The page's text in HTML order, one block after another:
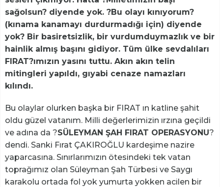
sağolsun? diyende yok. ?Bu olayı kınıyorum?
(kınama kanamayı durdurmadığı için) diyende
yok? Bir basiretsizlik, bir vurdumduymazlık ve bir
hainlik almış başını gidiyor. Tüm ülke sevdalıları
FIRAT?ımızın yasını tuttu. Akın akın telin
mitingleri yapıldı, gıyabi cenaze namazları
kılındı.
Bu olaylar olurken başka bir FIRAT ın katline şahit
oldu güzel vatanım. Milli değerlerimizin ırzına geçildi
ve adına da ?SÜLEYMAN ŞAH FIRAT OPERASYONU?
dendi. Sanki Fırat ÇAKIROĞLU kardeşime nazire
yaparcasına. Sınırlarımızın ötesindeki tek vatan
toprağımız olan Süleyman Şah Türbesi ve Saygı
karakolu ortada fol yok yumurta yokken acilen bir